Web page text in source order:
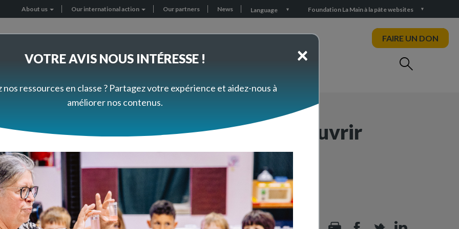
Header
menu
About us Our international action Our partners News Language Foundation La Main à la pâte websites
FAIRE UN DON
FizziQ !
atelier Canopé en ligne pour découvrir
l’application FizziQ !
21/03/2023
×
VOTRE AVIS NOUS INTÉRESSE !
nos ressources en classe ? Partagez votre expérience et aidez-nous à
améliorer nos contenus.